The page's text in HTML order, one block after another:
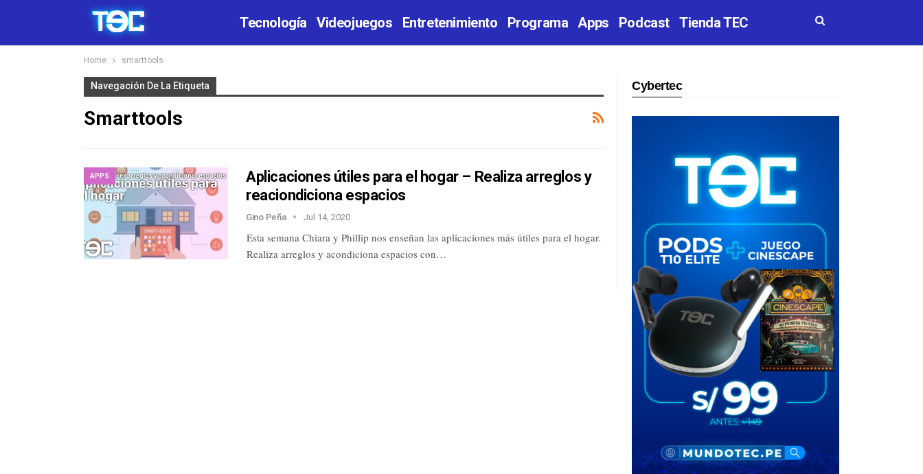
Tecnología Videojuegos Entretenimiento Programa Apps Podcast Tienda TEC
Home smarttools
Navegación De La Etiqueta
Smarttools
APPS
Aplicaciones útiles para el hogar – Realiza arreglos y
reaciondiciona espacios
Gino Peña Jul 14, 2020
Esta semana Chiara y Phillip nos enseñan las aplicaciones más útiles para el hogar.
Realiza arreglos y acondiciona espacios con…
Cybertec